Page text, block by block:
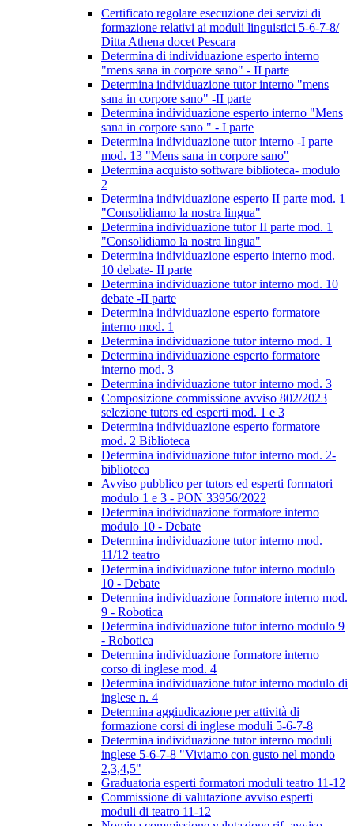
Certificato regolare esecuzione dei servizi di
formazione relativi ai moduli linguistici 5-6-7-8/
Ditta Athena docet Pescara
Determina di individuazione esperto interno
"mens sana in corpore sano" - II parte
Determina individuazione tutor interno "mens
sana in corpore sano" -II parte
Determina individuazione esperto interno "Mens
sana in corpore sano " - I parte
Determina individuazione tutor interno -I parte
mod. 13 "Mens sana in corpore sano"
Determina acquisto software biblioteca- modulo
2
Determina individuazione esperto II parte mod. 1
"Consolidiamo la nostra lingua"
Determina individuazione tutor II parte mod. 1
"Consolidiamo la nostra lingua"
Determina individuazione esperto interno mod.
10 debate- II parte
Determina individuazione tutor interno mod. 10
debate -II parte
Determina individuazione esperto formatore
interno mod. 1
Determina individuazione tutor interno mod. 1
Determina individuazione esperto formatore
interno mod. 3
Determina individuazione tutor interno mod. 3
Composizione commissione avviso 802/2023
selezione tutors ed esperti mod. 1 e 3
Determina individuazione esperto formatore
mod. 2 Biblioteca
Determina individuazione tutor interno mod. 2-
biblioteca
Avviso pubblico per tutors ed esperti formatori
modulo 1 e 3 - PON 33956/2022
Determina individuazione formatore interno
modulo 10 - Debate
Determina individuazione tutor interno mod.
11/12 teatro
Determina individuazione tutor interno modulo
10 - Debate
Determina individuazione formatore interno mod.
9 - Robotica
Determina individuazione tutor interno modulo 9
- Robotica
Determina individuazione formatore interno
corso di inglese mod. 4
Determina individuazione tutor interno modulo di
inglese n. 4
Determina aggiudicazione per attività di
formazione corsi di inglese moduli 5-6-7-8
Determina individuazione tutor interno moduli
inglese 5-6-7-8 "Viviamo con gusto nel mondo
2,3,4,5"
Graduatoria esperti formatori moduli teatro 11-12
Commissione di valutazione avviso esperti
moduli di teatro 11-12